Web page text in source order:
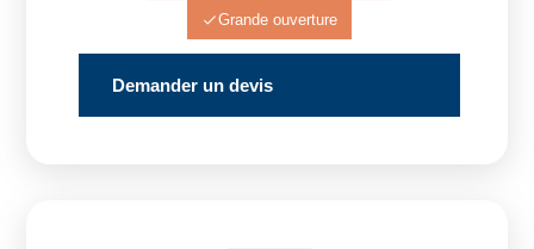
Grande ouverture
Demander un devis